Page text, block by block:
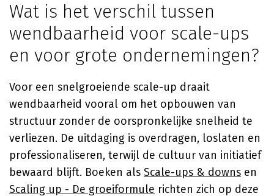
Wat is het verschil tussen
wendbaarheid voor scale-ups
en voor grote ondernemingen?
Voor een snelgroeiende scale-up draait
wendbaarheid vooral om het opbouwen van
structuur zonder de oorspronkelijke snelheid te
verliezen. De uitdaging is overdragen, loslaten en
professionaliseren, terwijl de cultuur van initiatief
bewaard blijft. Boeken als Scale-ups & downs en
Scaling up - De groeiformule richten zich op deze